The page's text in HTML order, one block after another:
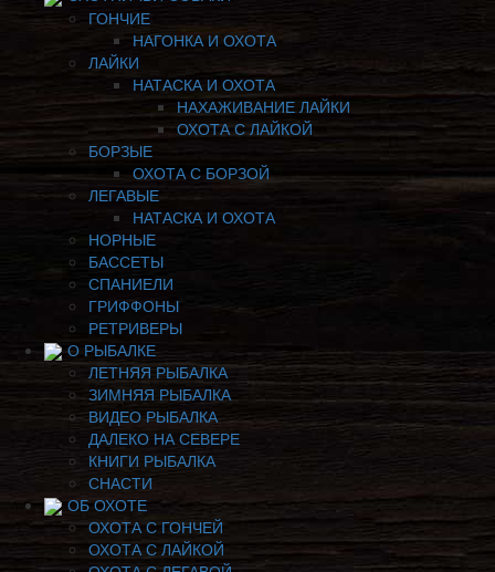
ГОНЧИЕ
НАГОНКА И ОХОТА
ЛАЙКИ
НАТАСКА И ОХОТА
НАХАЖИВАНИЕ ЛАЙКИ
ОХОТА С ЛАЙКОЙ
БОРЗЫЕ
ОХОТА С БОРЗОЙ
ЛЕГАВЫЕ
НАТАСКА И ОХОТА
НОРНЫЕ
БАССЕТЫ
СПАНИЕЛИ
ГРИФФОНЫ
РЕТРИВЕРЫ
О РЫБАЛКЕ
ЛЕТНЯЯ РЫБАЛКА
ЗИМНЯЯ РЫБАЛКА
ВИДЕО РЫБАЛКА
ДАЛЕКО НА СЕВЕРЕ
КНИГИ РЫБАЛКА
СНАСТИ
ОБ ОХОТЕ
ОХОТА С ГОНЧЕЙ
ОХОТА С ЛАЙКОЙ